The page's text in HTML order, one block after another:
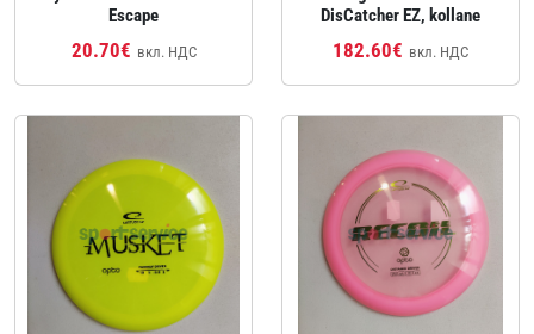
Escape
20.70€ вкл. НДС
DisCatcher EZ, kollane
182.60€ вкл. НДС